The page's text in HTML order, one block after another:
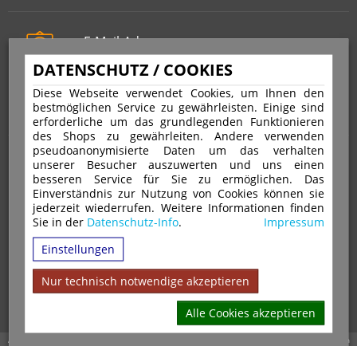
DATENSCHUTZ / COOKIES
Diese Webseite verwendet Cookies, um Ihnen den
bestmöglichen Service zu gewährleisten. Einige sind
erforderliche um das grundlegenden Funktionieren
des Shops zu gewährleiten. Andere verwenden
pseudoanonymisierte Daten um das verhalten
unserer Besucher auszuwerten und uns einen
besseren Service für Sie zu ermöglichen. Das
Einverständnis zur Nutzung von Cookies können sie
jederzeit wiederrufen. Weitere Informationen finden
Sie in der Datenschutz-Info.
Impressum
Einstellungen
Nur technisch notwendige akzeptieren
Alle Cookies akzeptieren
E-Mail-Adresse
info@stempelfritz.de
Telefon
0221 677 812 08
Über uns
VERTRAG WIDERRUFEN
IMPRESSUM
DATENSCHUTZ
WIDERRUFSRECHT
AGB
VERSAND & ZAHLUNGSARTEN
WARENKORB
MAGAZIN
Alle Preise inkl. 19% MwSt. zzgl. Versandkosten | Copyright © 2026 Stempel Toenges GmbH - Alle Rechte vorbehalten